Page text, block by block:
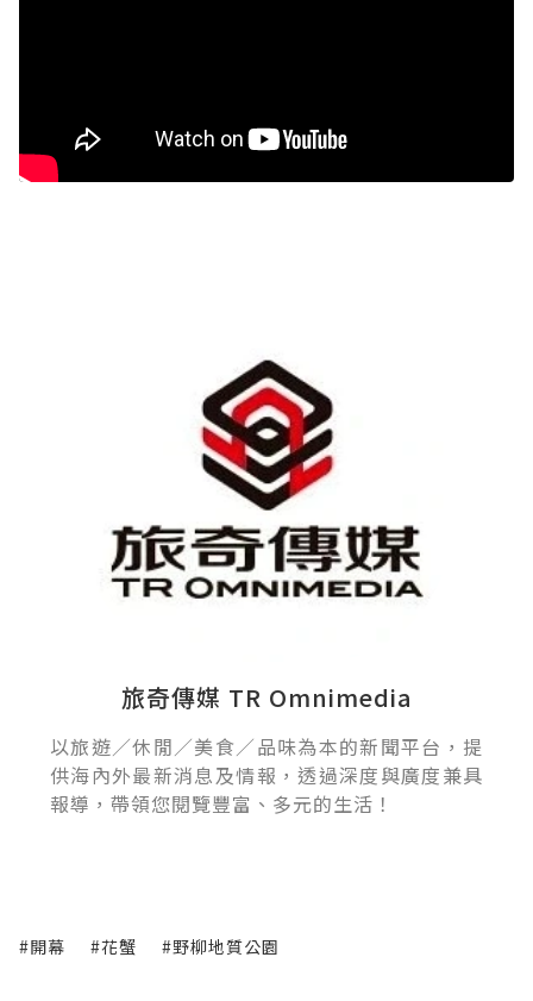
旅奇傳媒 TR Omnimedia
以旅遊／休閒／美食／品味為本的新聞平台，提
供海內外最新消息及情報，透過深度與廣度兼具
報導，帶領您閱覽豐富、多元的生活！
#開幕 #花蟹 #野柳地質公園